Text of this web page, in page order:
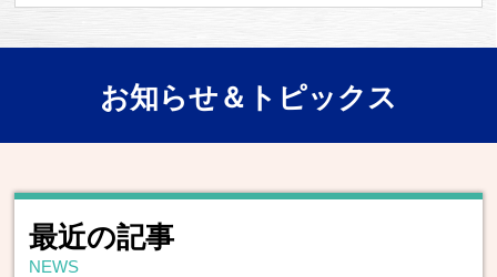
お知らせ＆トピックス
最近の記事
NEWS